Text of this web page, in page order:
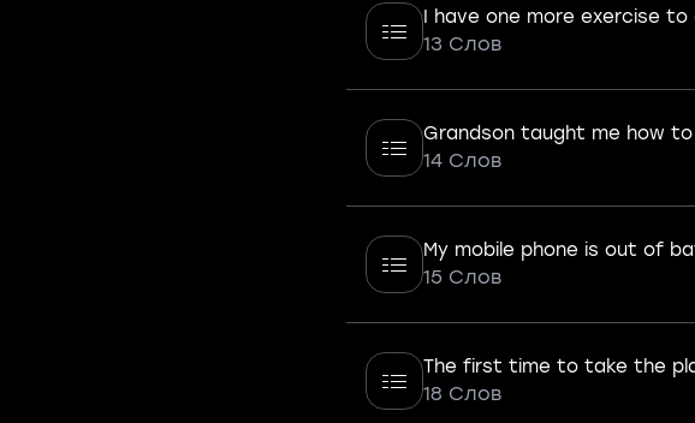
I have one more exercise to
13 Слов
Grandson taught me how
14 Слов
My mobile phone is out of
15 Слов
The first time to take the
18 Слов